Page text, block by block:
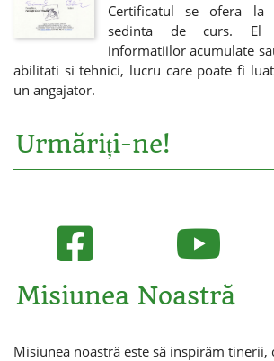
Certificatul se ofera la
sedinta de curs. El
informatiilor acumulate
abilitati si tehnici, lucru care poate fi
un angajator.
Urmăriți-ne!
Misiunea Noastră
Misiunea noastră este să inspirăm